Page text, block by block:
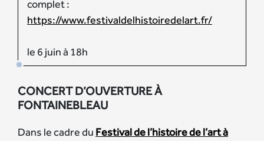
complet :
https://www.festivaldelhistoiredelart.fr/
le 6 juin à 18h
CONCERT D’OUVERTURE À
FONTAINEBLEAU
Dans le cadre du Festival de l’histoire de l’art à